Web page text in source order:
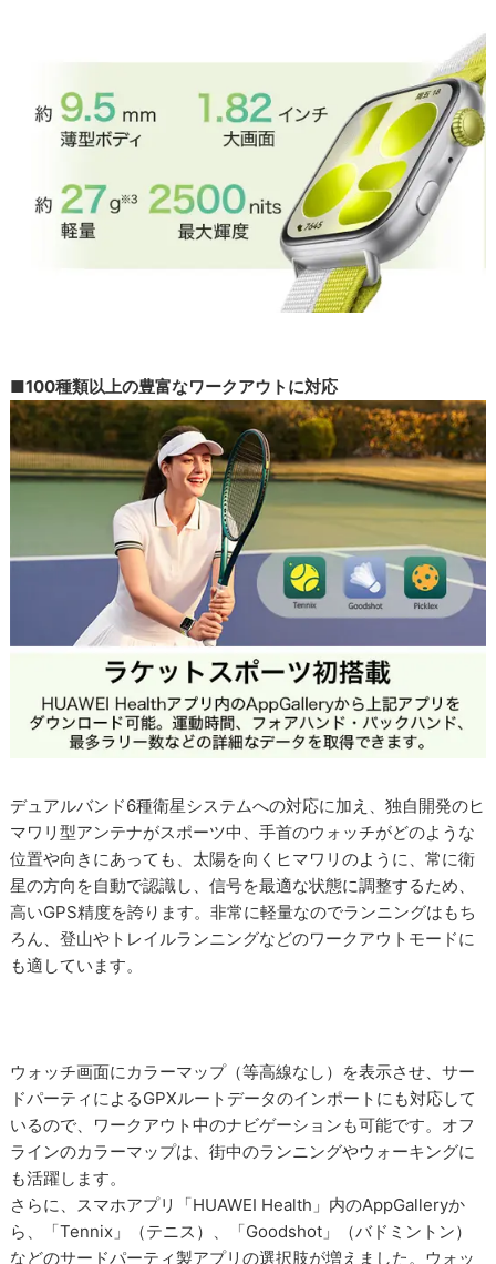
■100種類以上の豊富なワークアウトに対応
デュアルバンド6種衛星システムへの対応に加え、独自開発のヒ
マワリ型アンテナがスポーツ中、手首のウォッチがどのような
位置や向きにあっても、太陽を向くヒマワリのように、常に衛
星の方向を自動で認識し、信号を最適な状態に調整するため、
高いGPS精度を誇ります。非常に軽量なのでランニングはもち
ろん、登山やトレイルランニングなどのワークアウトモードに
も適しています。
ウォッチ画面にカラーマップ（等高線なし）を表示させ、サー
ドパーティによるGPXルートデータのインポートにも対応して
いるので、ワークアウト中のナビゲーションも可能です。オフ
ラインのカラーマップは、街中のランニングやウォーキングに
も活躍します。
さらに、スマホアプリ「HUAWEI Health」内のAppGalleryか
ら、「Tennix」（テニス）、「Goodshot」（バドミントン）
などのサードパーティ製アプリの選択肢が増えました。ウォッ